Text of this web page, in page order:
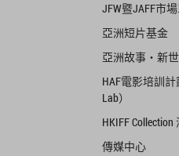
JFW暨JAFF市
亞洲短片基金
亞洲故事‧新
HAF電影培訓計
Lab）
HKIFF
傳媒中心